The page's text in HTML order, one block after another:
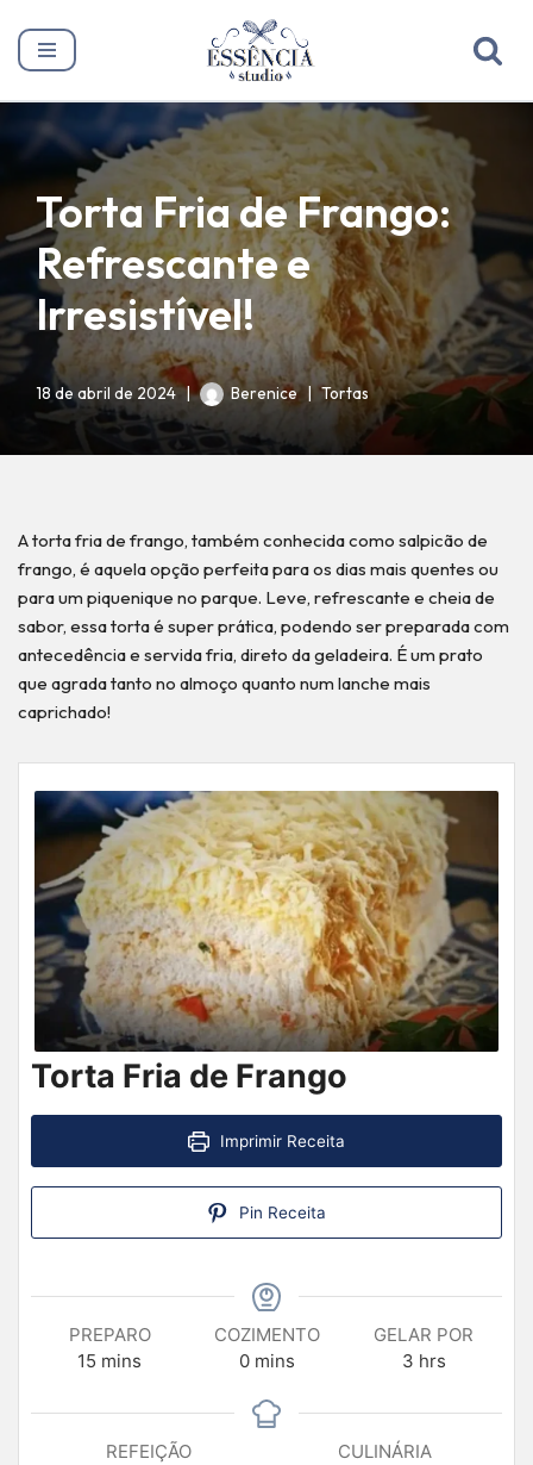
Pular
conteúdo
Torta Fria de Frango:
Refrescante e
Irresistível!
18 de abril de 2024 Berenice Tortas
A torta fria de frango, também conhecida como salpicão de
frango, é aquela opção perfeita para os dias mais quentes ou
para um piquenique no parque. Leve, refrescante e cheia de
sabor, essa torta é super prática, podendo ser preparada com
antecedência e servida fria, direto da geladeira. É um prato
que agrada tanto no almoço quanto num lanche mais
caprichado!
Torta Fria de Frango
Imprimir Receita
Pin Receita
PREPARO
15 mins
COZIMENTO
0 mins
GELAR POR
3 hrs
REFEIÇÃO
CULINÁRIA